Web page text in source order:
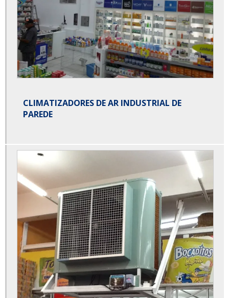
CLIMATIZADORES DE AR INDUSTRIAL DE
PAREDE